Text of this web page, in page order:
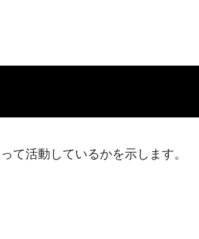
て活動しているかを示します。